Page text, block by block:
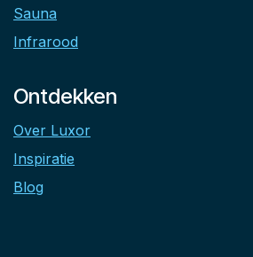
Sauna
Infrarood
Ontdekken
Over Luxor
Inspiratie
Blog